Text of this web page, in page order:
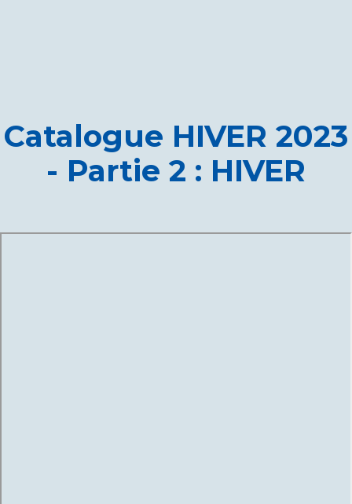
Catalogue HIVER 2023
- Partie 2 : HIVER